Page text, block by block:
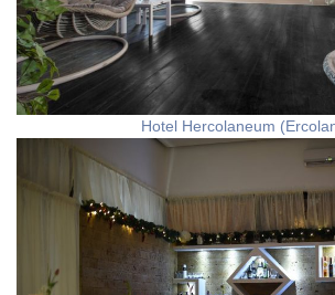
Hotel Hercolaneum